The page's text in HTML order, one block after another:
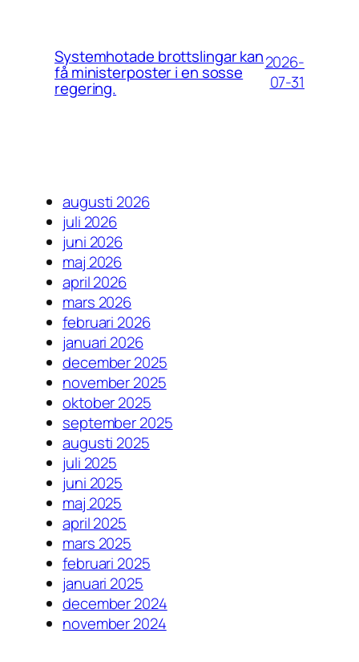
Systemhotade brottslingar kan
få ministerposter i en sosse
regering.
2026-
07-31
augusti 2026
juli 2026
juni 2026
maj 2026
april 2026
mars 2026
februari 2026
januari 2026
december 2025
november 2025
oktober 2025
september 2025
augusti 2025
juli 2025
juni 2025
maj 2025
april 2025
mars 2025
februari 2025
januari 2025
december 2024
november 2024